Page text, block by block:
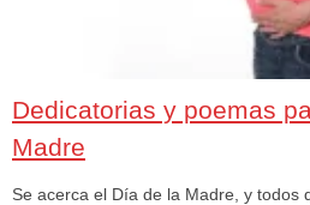
Dedicatorias y poemas
Madre
Se acerca el Día de la Madre, y todos